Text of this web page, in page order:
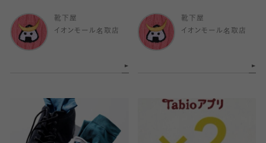
靴下屋
イオンモール名取店
靴下屋
イオンモール名取店